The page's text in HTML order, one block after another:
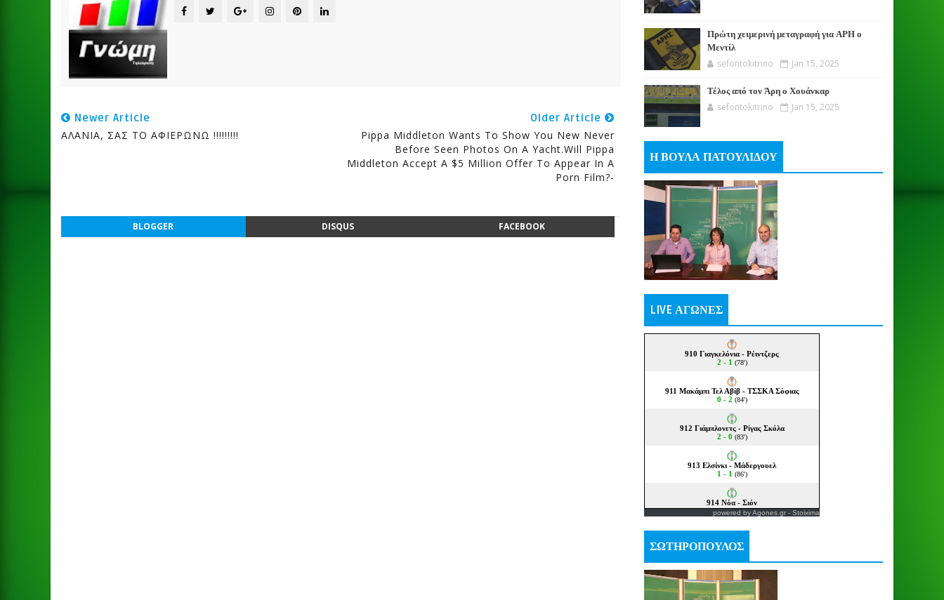
Newer Article
ΑΛΑΝΙΑ, ΣΑΣ ΤΟ ΑΦΙΕΡΩΝΩ !!!!!!!!!
Older Article
Pippa Middleton Wants To Show You New Never
Before Seen Photos On A Yacht.Will Pippa
Middleton Accept A $5 Million Offer To Appear In A
Porn Film?-
BLOGGER DISQUS FACEBOOK
Πρώτη χειμερινή μεταγραφή για ΑΡΗ ο
Μεντίλ
sefontokitrino Jan 15, 2025
Τέλος από τον Άρη ο Χουάνκαρ
sefontokitrino Jan 15, 2025
Η ΒΟΥΛΑ ΠΑΤΟΥΛΙΔΟΥ
LIVE ΑΓΩΝΕΣ
powered byAgones.gr - Stoixima
ΣΩΤΗΡΟΠΟΥΛΟΣ